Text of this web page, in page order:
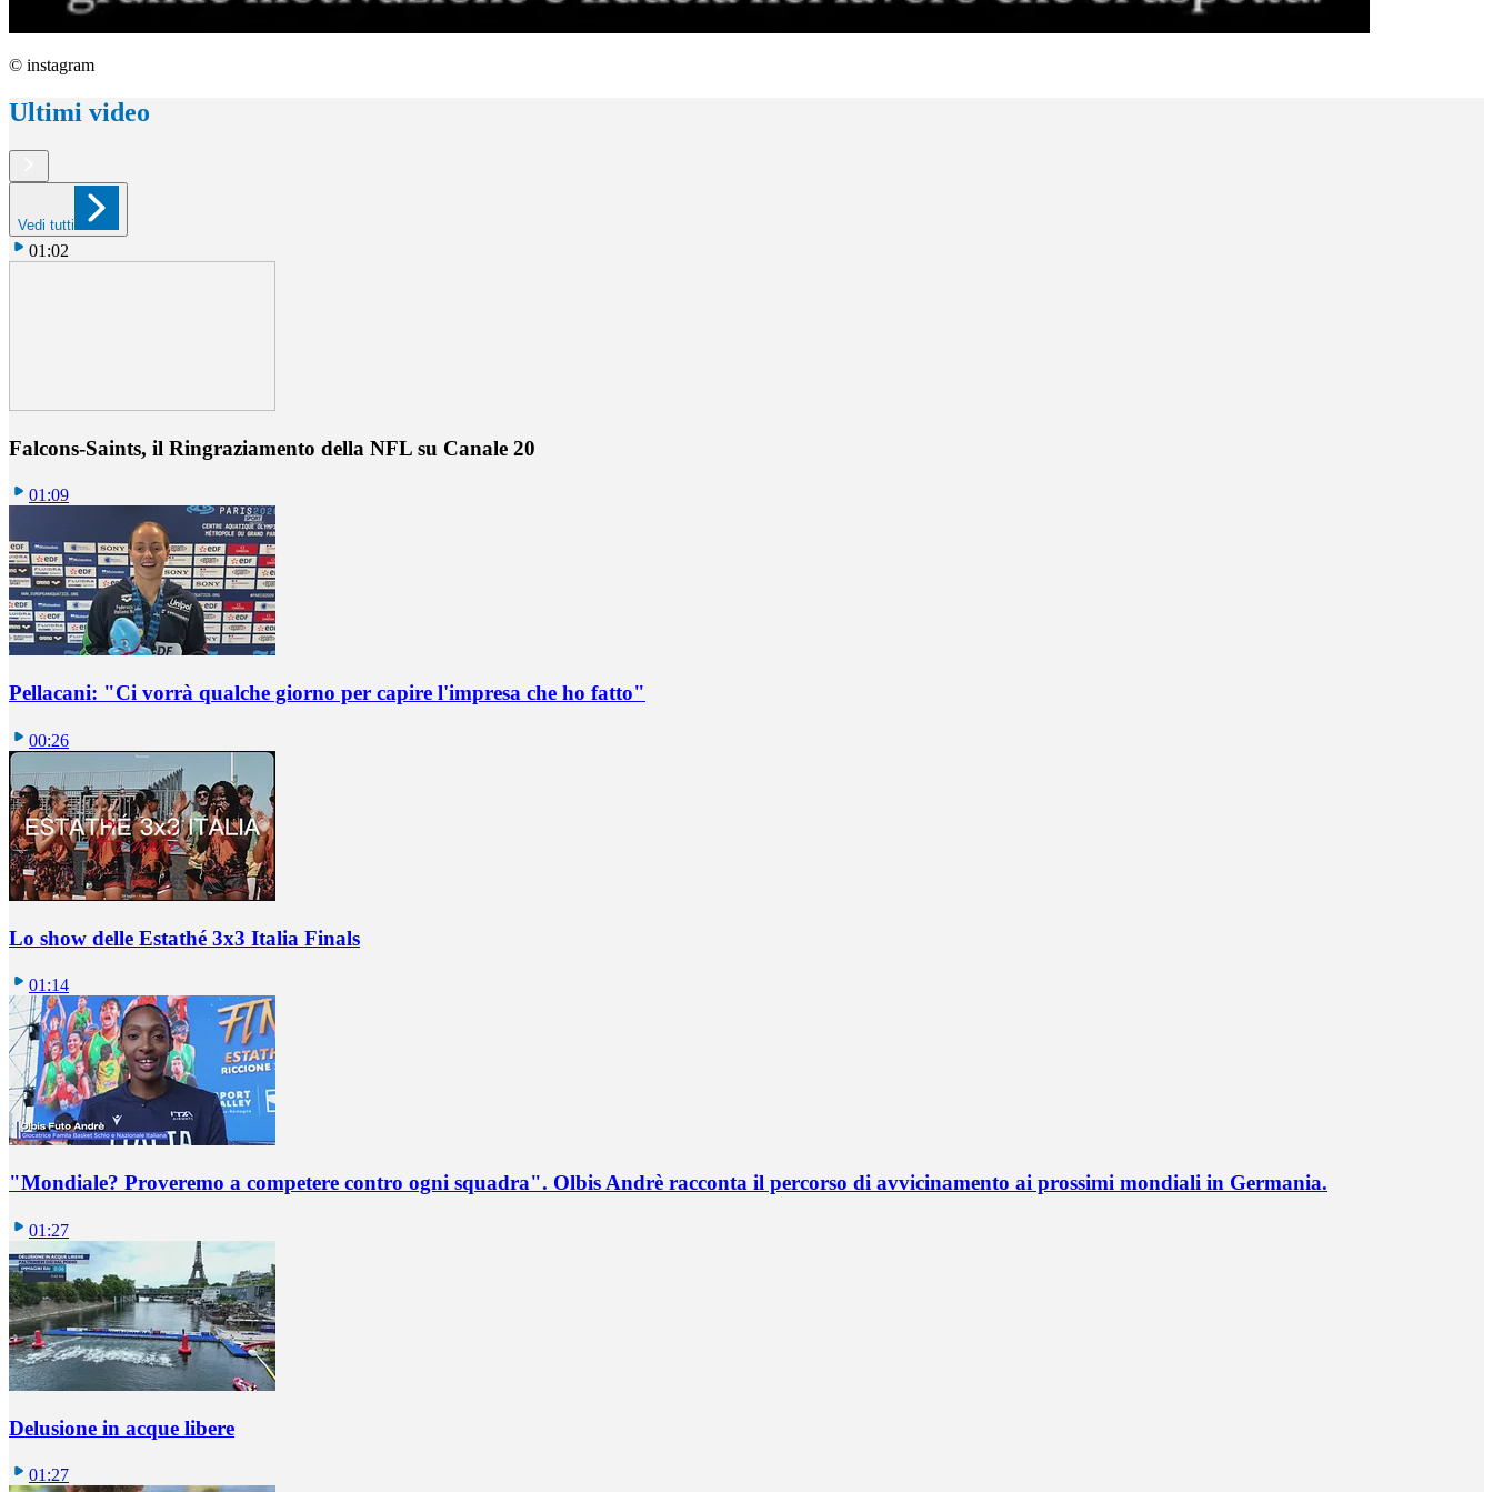
© instagram
Ultimi video
Vedi tutti
01:02
Falcons-Saints, il Ringraziamento della NFL su Canale 20
01:09
Pellacani: "Ci vorrà qualche giorno per capire l'impresa che ho fatto"
00:26
Lo show delle Estathé 3x3 Italia Finals
01:14
"Mondiale? Proveremo a competere contro ogni squadra". Olbis Andrè racconta il percorso di avvicinamento ai prossimi mondiali in Germania.
01:27
Delusione in acque libere
01:27